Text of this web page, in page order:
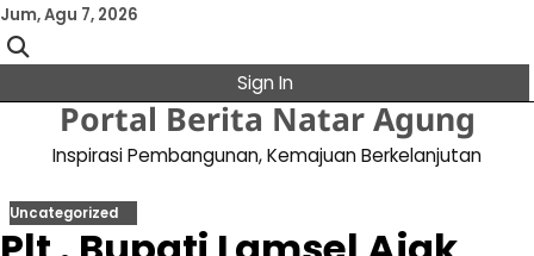
Skip
to
content
Jum, Agu 7, 2026
Sign In
Portal Berita Natar Agung
Inspirasi Pembangunan, Kemajuan Berkelanjutan
Uncategorized